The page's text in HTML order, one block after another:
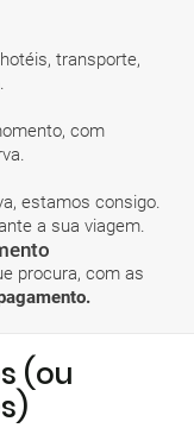
transporte,
com
estamos consigo.
a sua viagem.
procura, com as
(ou